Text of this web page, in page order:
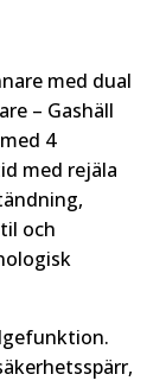
med dual
– Gashäll
4
med rejäla
och